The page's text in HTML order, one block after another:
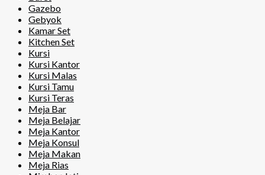
Gazebo
Gebyok
Kamar Set
Kitchen Set
Kursi
Kursi Kantor
Kursi Malas
Kursi Tamu
Kursi Teras
Meja Bar
Meja Belajar
Meja Kantor
Meja Konsul
Meja Makan
Meja Rias